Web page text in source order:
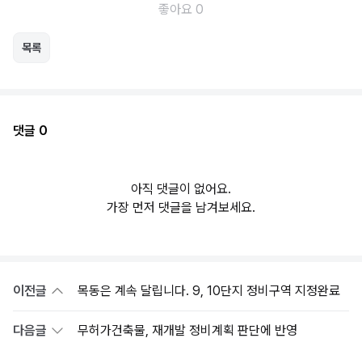
좋아요 0
목록
댓글 0
아직 댓글이 없어요.
가장 먼저 댓글을 남겨보세요.
이전글 목동은 계속 달립니다. 9, 10단지 정비구역 지정완료
다음글 무허가건축물, 재개발 정비계획 판단에 반영